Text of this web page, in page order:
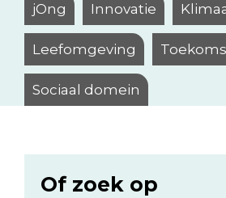
jOng Innovatie
Leefomgeving
Sociaal domein
Of zoek op